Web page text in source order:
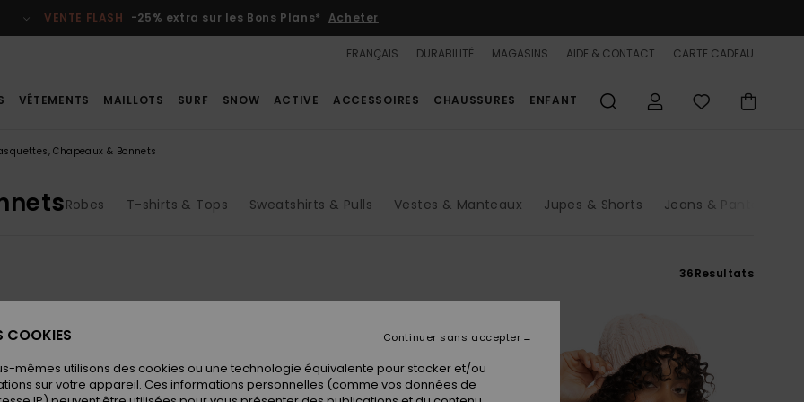
VENTE FLASH -25% extra sur les Bons Plans* Acheter
FRANÇAIS DURABILITÉ MAGASINS AIDE & CONTACT CARTE CADEAU
VÊTEMENTS MAILLOTS SURF SNOW ACTIVE ACCESSOIRES CHAUSSURES ENFANT
Chapeaux & Bonnets
Robes T-shirts & Tops Sweatshirts & Pulls Vestes & Manteaux Jupes & Shorts Jeans & Pantalons
36Resultats
COOKIES
mêmes utilisons des cookies ou une technologie équivalente pour stocker et/ou
sur votre appareil. Ces informations personnelles (comme vos données de
Continuer sans accepter